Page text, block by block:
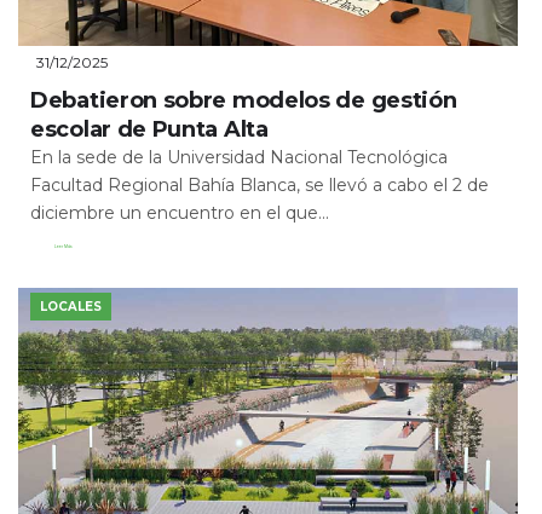
31/12/2025
Debatieron sobre modelos de gestión
escolar de Punta Alta
En la sede de la Universidad Nacional Tecnológica
Facultad Regional Bahía Blanca, se llevó a cabo el 2 de
diciembre un encuentro en el que...
Leer Más
LOCALES